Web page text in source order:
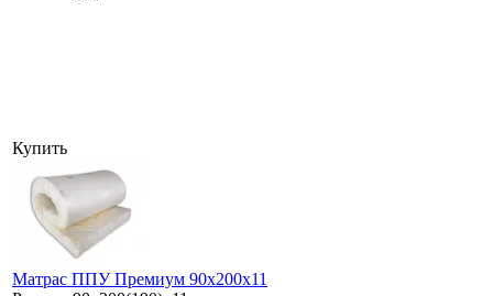
Купить
Матрас ППУ Премиум 90х200х11